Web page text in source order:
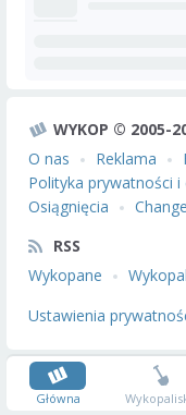
WYKOP © 2005-
O nas
Reklama
Polityka prywatności i
Osiągnięcia
RSS
Wykopane
Ustawienia
Główna